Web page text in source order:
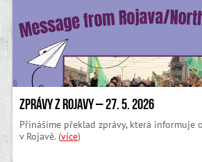
Zprávy z Rojavy – 27. 5. 2026
Přinášíme překlad zprávy, která informuje
v Rojavě. (více)